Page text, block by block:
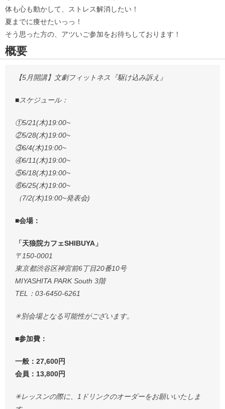
体も心も動かして、ストレス解消したい！
夏までに痩せたいっっ！
そう思った方の、アツいご参加をお待ちしております！
概要
【5月開講】文劇フィットネス『駆け込み訴え』
■スケジュール：
①5/21(木)19:00~
②5/28(木)19:00~
③6/4(木)19:00~
④6/11(木)19:00~
⑤6/18(木)19:00~
⑥6/25(木)19:00~
（7/2(木)19:00~発表会)
■会場：
「天狼院カフェSHIBUYA」
〒150-0001
東京都渋谷区神宮前6丁目20番10号
MIYASHITA PARK South 3階
TEL：03-6450-6261
✳︎別会場となる可能性がございます。
■参加費：
一般：27,600円
会員：13,800円
✳︎レッスンの際に、1ドリンクのオーダーをお願いいたしま